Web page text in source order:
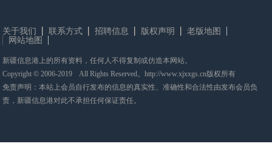
关于我们 联系方式 招聘信息 版权声明
老版地图
网站地图
新疆信息港上的所有资料，任何人不得复制或仿造本网站。
Copyright © 2006-2019 All Rights Reserved。http://www.xjxxgs.cn版权所有
免责声明：本站上会员自行发布的信息的真实性、准确性和合法性由发布会员负
责，新疆信息港对此不承担任何保证责任。